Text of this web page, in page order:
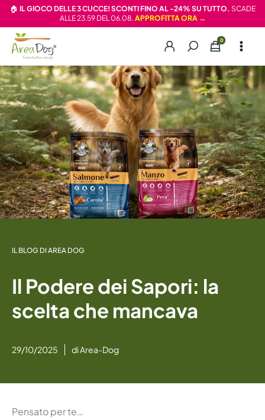
contenuto
🏠 IL GIOCO DELLE 3 CUCCE! SCONTI FINO AL -24% SU TUTTO. SCADE
ALLE 23.59 DEL 06.08.APPROFITTA ORA →
IL BLOG DI AREA DOG
Il Podere dei Sapori: la
scelta che mancava
29/10/2025 diArea-Dog
Pensato per te…